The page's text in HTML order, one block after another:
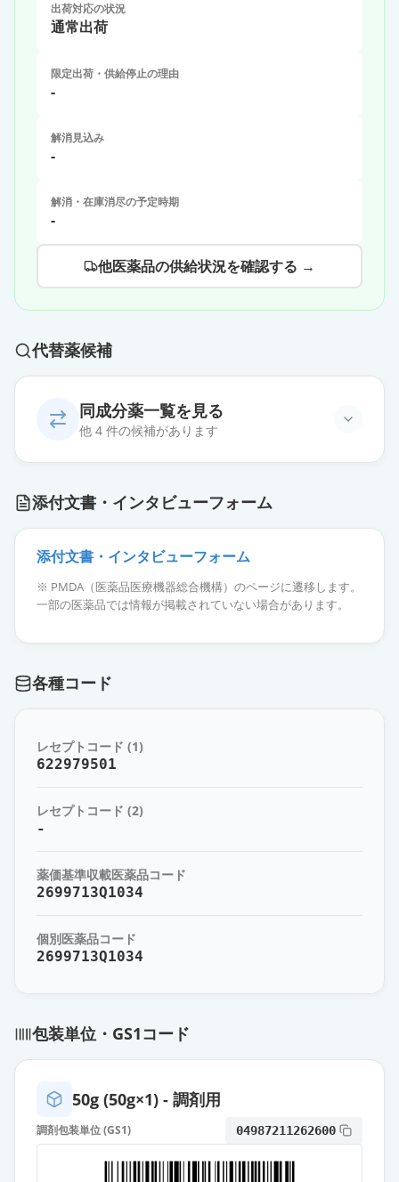
出荷対応の状況
通常出荷
限定出荷・供給停止の理由
-
解消見込み
-
解消・在庫消尽の予定時期
-
他医薬品の供給状況を確認する →
代替薬候補
同成分薬一覧を見る
他 4 件の候補があります
薬価 62.00 円
フラジール腟錠250mg
薬価 44.50 円
アネメトロ点滴静注液500mg
添付文書・インタビューフォーム
添付文書・インタビューフォーム
※ PMDA（医薬品医療機器総合機構）のページに遷移します。
一部の医薬品では情報が掲載されていない場合があります。
各種コード
レセプトコード (1)
622979501
レセプトコード (2)
-
薬価基準収載医薬品コード
2699713Q1034
個別医薬品コード
2699713Q1034
包装単位・GS1コード
50g (50g×1) - 調剤用
調剤包装単位 (GS1) 04987211262600